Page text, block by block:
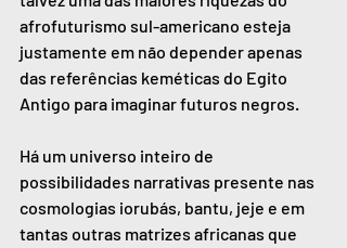
afrofuturismo sul-americano esteja
justamente em não depender apenas
das referências keméticas do Egito
Antigo para imaginar futuros negros.
Há um universo inteiro de
possibilidades narrativas presente nas
cosmologias iorubás, bantu, jeje e em
tantas outras matrizes africanas que